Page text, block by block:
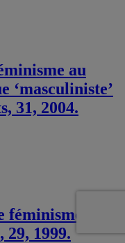
au
‘masculiniste’
31, 2004.
au
29, 1999.